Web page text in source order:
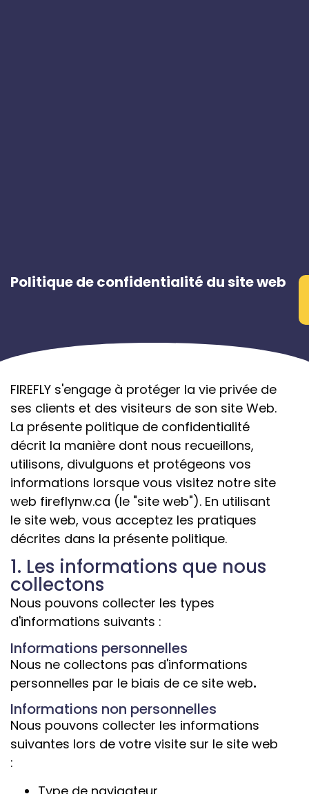
Politique de confidentialité du site web
FIREFLY s'engage à protéger la vie privée de
ses clients et des visiteurs de son site Web.
La présente politique de confidentialité
décrit la manière dont nous recueillons,
utilisons, divulguons et protégeons vos
informations lorsque vous visitez notre site
web fireflynw.ca (le "site web"). En utilisant
le site web, vous acceptez les pratiques
décrites dans la présente politique.
1. Les informations que nous
collectons
Nous pouvons collecter les types
d'informations suivants :
Informations personnelles
Nous ne collectons pas d'informations
personnelles par le biais de ce site web.
Informations non personnelles
Nous pouvons collecter les informations
suivantes lors de votre visite sur le site web
: